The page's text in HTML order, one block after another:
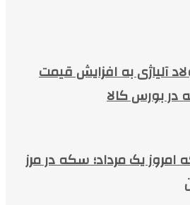
آلیاژی به افزایش قیمت
در بورس کالا
یک مرداد؛ سکه در مرز